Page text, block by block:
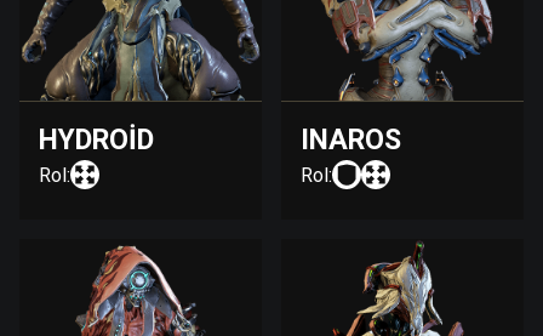
HYDROID
Rol:
INAROS
Rol: